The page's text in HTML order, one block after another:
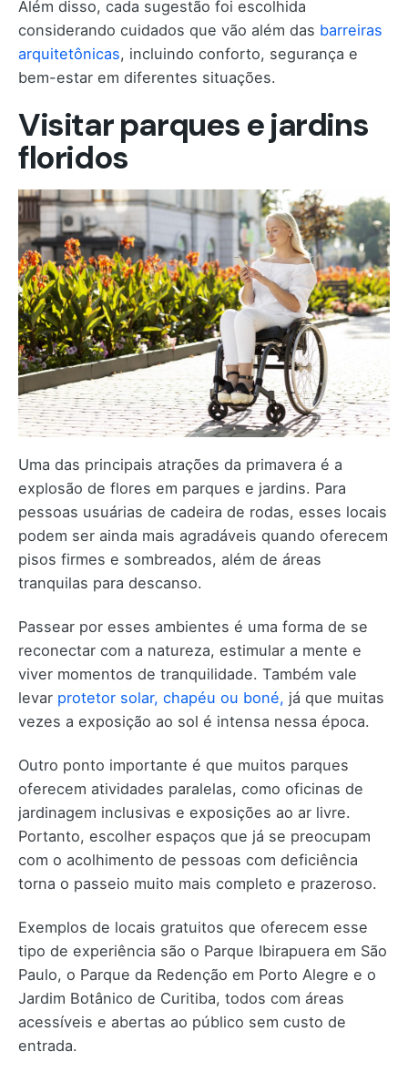
Além disso, cada sugestão foi escolhida
considerando cuidados que vão além das barreiras
arquitetônicas, incluindo conforto, segurança e
bem-estar em diferentes situações.
Visitar parques e jardins
floridos
Uma das principais atrações da primavera é a
explosão de flores em parques e jardins. Para
pessoas usuárias de cadeira de rodas, esses locais
podem ser ainda mais agradáveis quando oferecem
pisos firmes e sombreados, além de áreas
tranquilas para descanso.
Passear por esses ambientes é uma forma de se
reconectar com a natureza, estimular a mente e
viver momentos de tranquilidade. Também vale
levar protetor solar, chapéu ou boné, já que muitas
vezes a exposição ao sol é intensa nessa época.
Outro ponto importante é que muitos parques
oferecem atividades paralelas, como oficinas de
jardinagem inclusivas e exposições ao ar livre.
Portanto, escolher espaços que já se preocupam
com o acolhimento de pessoas com deficiência
torna o passeio muito mais completo e prazeroso.
Exemplos de locais gratuitos que oferecem esse
tipo de experiência são o Parque Ibirapuera em São
Paulo, o Parque da Redenção em Porto Alegre e o
Jardim Botânico de Curitiba, todos com áreas
acessíveis e abertas ao público sem custo de
entrada.